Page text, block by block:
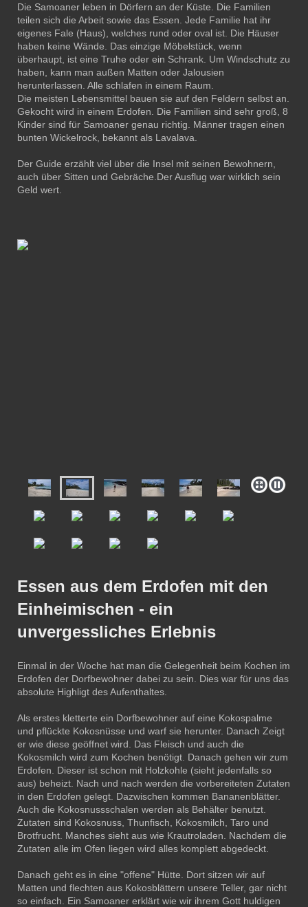
Die Samoaner leben in Dörfern an der Küste. Die Familien
teilen sich die Arbeit sowie das Essen. Jede Familie hat ihr
eigenes Fale (Haus), welches rund oder oval ist. Die Häuser
haben keine Wände. Das einzige Möbelstück, wenn
überhaupt, ist eine Truhe oder ein Schrank. Um Windschutz zu
haben, kann man außen Matten oder Jalousien
herunterlassen. Alle schlafen in einem Raum.
Die meisten Lebensmittel bauen sie auf den Feldern selbst an.
Gekocht wird in einem Erdofen. Die Familien sind sehr groß, 8
Kinder sind für Samoaner genau richtig. Männer tragen einen
bunten Wickelrock, bekannt als Lavalava.
Der Guide erzählt viel über die Insel mit seinen Bewohnern,
auch über Sitten und Gebräche.Der Ausflug war wirklich sein
Geld wert.
Essen aus dem Erdofen mit den
Einheimischen - ein
unvergessliches Erlebnis
Einmal in der Woche hat man die Gelegenheit beim Kochen im
Erdofen der Dorfbewohner dabei zu sein. Dies war für uns das
absolute Highligt des Aufenthaltes.
Als erstes kletterte ein Dorfbewohner auf eine Kokospalme
und pflückte Kokosnüsse und warf sie herunter. Danach Zeigt
er wie diese geöffnet wird. Das Fleisch und auch die
Kokosmilch wird zum Kochen benötigt. Danach gehen wir zum
Erdofen. Dieser ist schon mit Holzkohle (sieht jedenfalls so
aus) beheizt. Nach und nach werden die vorbereiteten Zutaten
in den Erdofen gelegt. Dazwischen kommen Bananenblätter.
Auch die Kokosnussschalen werden als Behälter benutzt.
Zutaten sind Kokosnuss, Thunfisch, Kokosmilch, Taro und
Brotfrucht. Manches sieht aus wie Krautroladen. Nachdem die
Zutaten alle im Ofen liegen wird alles komplett abgedeckt.
Danach geht es in eine "offene" Hütte. Dort sitzen wir auf
Matten und flechten aus Kokosblättern unsere Teller, gar nicht
so einfach. Ein Samoaner erklärt wie wir ihrem Gott huldigen